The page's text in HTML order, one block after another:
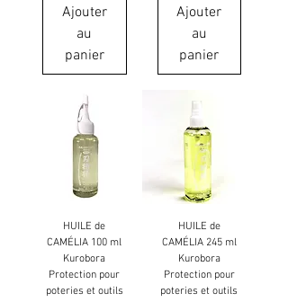
Ajouter
au
panier
Ajouter
au
panier
HUILE de
CAMÉLIA 100 ml
Kurobora
Protection pour
poteries et outils
HUILE de
CAMÉLIA 245 ml
Kurobora
Protection pour
poteries et outils